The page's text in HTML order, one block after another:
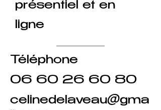
présentiel et en
ligne
Téléphone
06 60 26 60 80
celinedelaveau@gma